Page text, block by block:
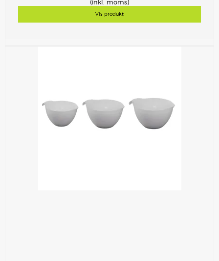
(inkl. moms)
Vis produkt